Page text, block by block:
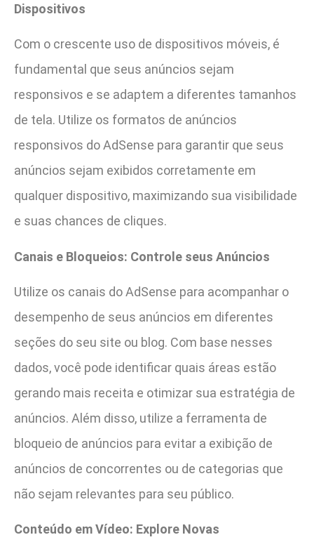
Dispositivos
Com o crescente uso de dispositivos móveis, é
fundamental que seus anúncios sejam
responsivos e se adaptem a diferentes tamanhos
de tela. Utilize os formatos de anúncios
responsivos do AdSense para garantir que seus
anúncios sejam exibidos corretamente em
qualquer dispositivo, maximizando sua visibilidade
e suas chances de cliques.
Canais e Bloqueios: Controle seus Anúncios
Utilize os canais do AdSense para acompanhar o
desempenho de seus anúncios em diferentes
seções do seu site ou blog. Com base nesses
dados, você pode identificar quais áreas estão
gerando mais receita e otimizar sua estratégia de
anúncios. Além disso, utilize a ferramenta de
bloqueio de anúncios para evitar a exibição de
anúncios de concorrentes ou de categorias que
não sejam relevantes para seu público.
Conteúdo em Vídeo: Explore Novas